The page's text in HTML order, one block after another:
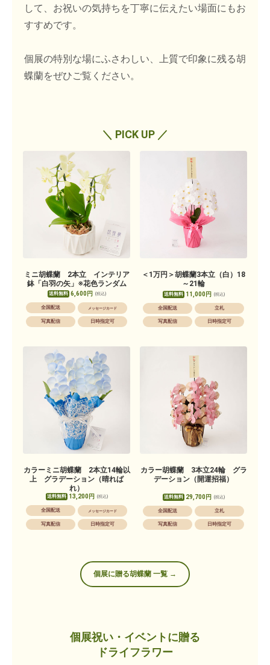
して、お祝いの気持ちを丁寧に伝えたい場面にもお
すすめです。
個展の特別な場にふさわしい、上質で印象に残る胡
蝶蘭をぜひご覧ください。
＼ PICK UP ／
ミニ胡蝶蘭 2本立 インテリア
鉢「白羽の矢」※花色ランダム
送料無料 6,600円 (税込)
全国配送 メッセージカード
写真配信 日時指定可
＜1万円＞胡蝶蘭3本立（白）18
～21輪
送料無料 11,000円 (税込)
全国配送 立札
写真配信 日時指定可
カラーミニ胡蝶蘭 2本立14輪以
上 グラデーション（晴れば
れ）
送料無料 13,200円 (税込)
全国配送 メッセージカード
写真配信 日時指定可
カラー胡蝶蘭 3本立24輪 グラ
デーション（開運招福）
送料無料 29,700円 (税込)
全国配送 立札
写真配信 日時指定可
個展に贈る胡蝶蘭 一覧 →
個展祝い・イベントに贈る
ドライフラワー